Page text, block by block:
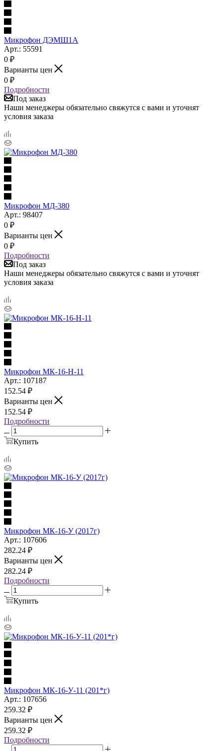
Микрофон ДЭМШ1А
Арт.: 55591
0 ₽
Варианты цен
0 ₽
Подробности
Под заказ
Наши менеджеры обязательно свяжутся с вами и уточнят
условия заказа
Микрофон МД-380
Арт.: 98407
0 ₽
Варианты цен
0 ₽
Подробности
Под заказ
Наши менеджеры обязательно свяжутся с вами и уточнят
условия заказа
Микрофон МК-16-Н-11
Арт.: 107187
152.54 ₽
Варианты цен
152.54 ₽
Подробности
Купить
Микрофон МК-16-У (2017г)
Арт.: 107606
282.24 ₽
Варианты цен
282.24 ₽
Подробности
Купить
Микрофон МК-16-У-11 (201*г)
Арт.: 107656
259.32 ₽
Варианты цен
259.32 ₽
Подробности